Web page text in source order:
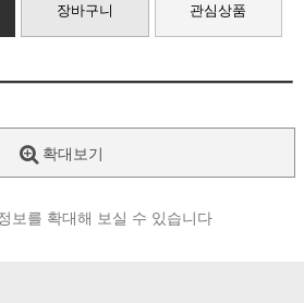
장바구니 관심상품
확대보기
보를 확대해 보실 수 있습니다